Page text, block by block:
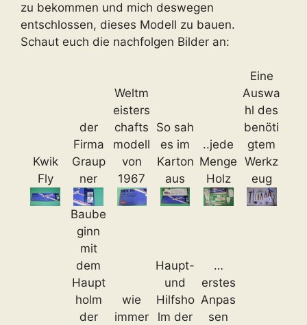
zu bekommen und mich deswegen
entschlossen, dieses Modell zu bauen.
Schaut euch die nachfolgen Bilder an:
Kwik
Fly
der
Firma
Graup
ner
Weltm
eisters
chafts
modell
von
1967
So sah
es im
Karton
aus
..jede
Menge
Holz
Eine
Auswa
hl des
benöti
gtem
Werkz
eug
Baube
ginn
mit
dem
Haupt
holm
der
wie
immer
Haupt-
und
Hilfsho
lm der
…
erstes
Anpas
sen